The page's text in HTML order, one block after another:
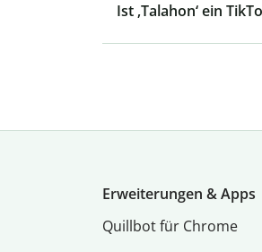
Ist ‚Talahon‘ ein
Erweiterungen & Apps
Quillbot für Chrome